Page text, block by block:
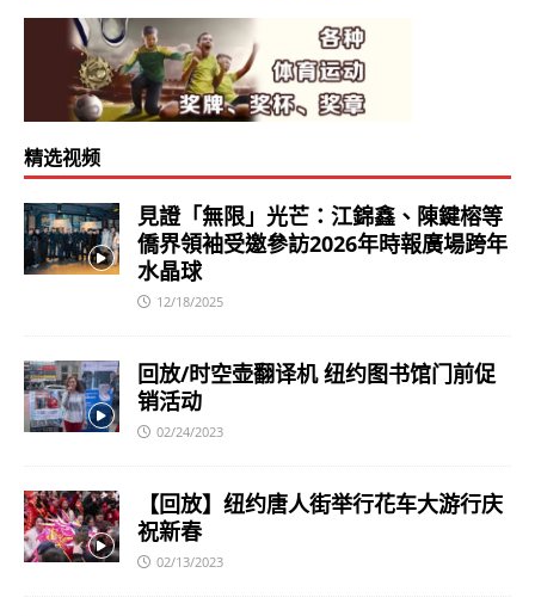
精选视频
見證「無限」光芒：江錦鑫、陳鍵榕等
僑界領袖受邀參訪2026年時報廣場跨年
水晶球
12/18/2025
回放/时空壶翻译机 纽约图书馆门前促
销活动
02/24/2023
【回放】纽约唐人街举行花车大游行庆
祝新春
02/13/2023